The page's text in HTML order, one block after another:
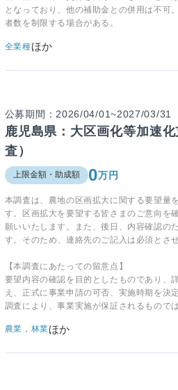
となっており、他の補助金との併用は不可
者数を制限する場合がある。
全業種ほか
公募期間：2026/04/01~2027/03/31
鹿児島県：大区画化等加速
査）
上限金額・助成額 0万円
本調査は、農地の区画拡大に関する要望量
す。区画拡大を要望する皆さまのご意向を
願いいたします。また、後日、内容確認の
す。そのため、連絡先のご記入は必須とさ
【本調査にあたっての留意点】
要望内容の確認を目的としたものであり、
え、正式に事業申請の可否、実施時期を決
調査により、事業実施が保証されるもので
農業，林業ほか